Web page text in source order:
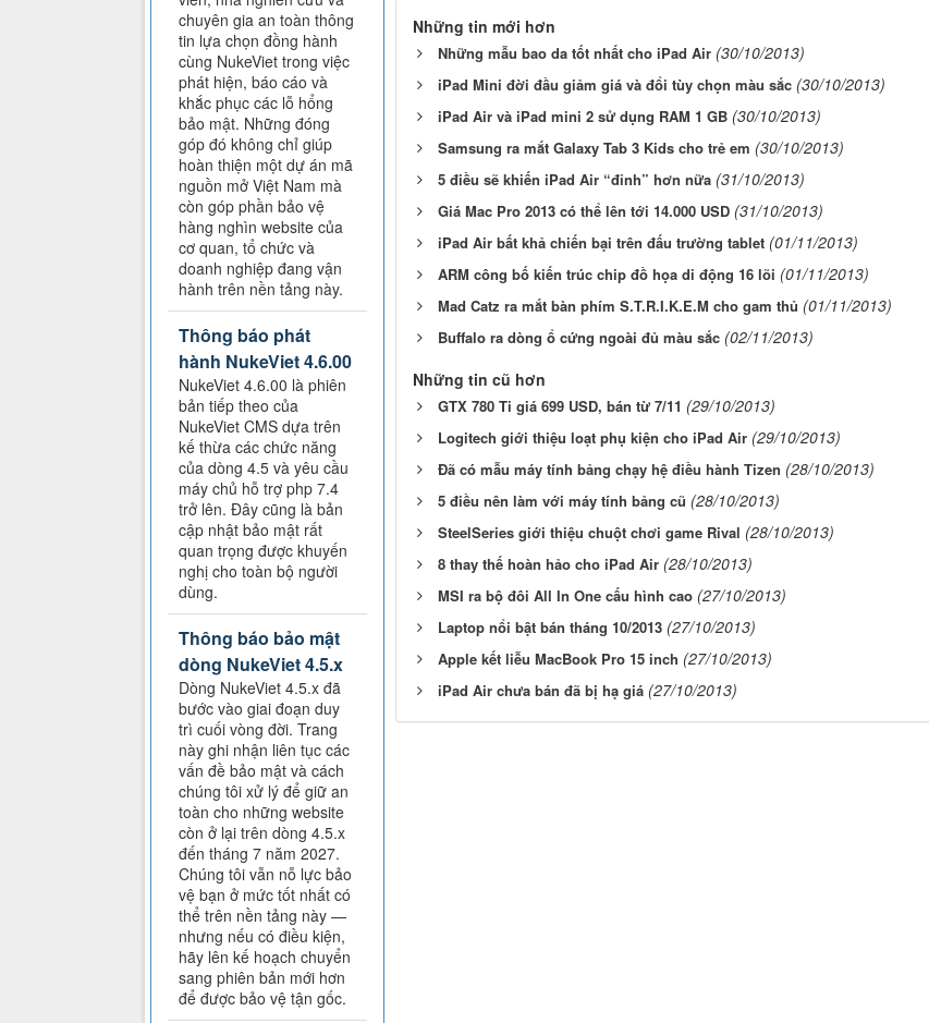
Những tin mới hơn
Những mẫu bao da tốt nhất cho iPad Air (30/10/2013)
iPad Mini đời đầu giảm giá và đổi tùy chọn màu sắc (30/10/2013)
iPad Air và iPad mini 2 sử dụng RAM 1 GB (30/10/2013)
Samsung ra mắt Galaxy Tab 3 Kids cho trẻ em (30/10/2013)
5 điều sẽ khiến iPad Air “đỉnh” hơn nữa (31/10/2013)
Giá Mac Pro 2013 có thể lên tới 14.000 USD (31/10/2013)
iPad Air bất khả chiến bại trên đấu trường tablet (01/11/2013)
ARM công bố kiến trúc chip đồ họa di động 16 lõi (01/11/2013)
Mad Catz ra mắt bàn phím S.T.R.I.K.E.M cho gam thủ (01/11/2013)
Buffalo ra dòng ổ cứng ngoài đủ màu sắc (02/11/2013)
Những tin cũ hơn
GTX 780 Ti giá 699 USD, bán từ 7/11 (29/10/2013)
Logitech giới thiệu loạt phụ kiện cho iPad Air (29/10/2013)
Đã có mẫu máy tính bảng chạy hệ điều hành Tizen (28/10/2013)
5 điều nên làm với máy tính bảng cũ (28/10/2013)
SteelSeries giới thiệu chuột chơi game Rival (28/10/2013)
8 thay thế hoàn hảo cho iPad Air (28/10/2013)
MSI ra bộ đôi All In One cấu hình cao (27/10/2013)
Laptop nổi bật bán tháng 10/2013 (27/10/2013)
Apple kết liễu MacBook Pro 15 inch (27/10/2013)
iPad Air chưa bán đã bị hạ giá (27/10/2013)
chuyên gia an toàn thông
tin lựa chọn đồng hành
cùng NukeViet trong việc
phát hiện, báo cáo và
khắc phục các lỗ hổng
bảo mật. Những đóng
góp đó không chỉ giúp
hoàn thiện một dự án mã
nguồn mở Việt Nam mà
còn góp phần bảo vệ
hàng nghìn website của
cơ quan, tổ chức và
doanh nghiệp đang vận
hành trên nền tảng này.
Thông báo phát
hành NukeViet 4.6.00
NukeViet 4.6.00 là phiên
bản tiếp theo của
NukeViet CMS dựa trên
kế thừa các chức năng
của dòng 4.5 và yêu cầu
máy chủ hỗ trợ php 7.4
trở lên. Đây cũng là bản
cập nhật bảo mật rất
quan trọng được khuyến
nghị cho toàn bộ người
dùng.
Thông báo bảo mật
dòng NukeViet 4.5.x
Dòng NukeViet 4.5.x đã
bước vào giai đoạn duy
trì cuối vòng đời. Trang
này ghi nhận liên tục các
vấn đề bảo mật và cách
chúng tôi xử lý để giữ an
toàn cho những website
còn ở lại trên dòng 4.5.x
đến tháng 7 năm 2027.
Chúng tôi vẫn nỗ lực bảo
vệ bạn ở mức tốt nhất có
thể trên nền tảng này —
nhưng nếu có điều kiện,
hãy lên kế hoạch chuyển
sang phiên bản mới hơn
để được bảo vệ tận gốc.